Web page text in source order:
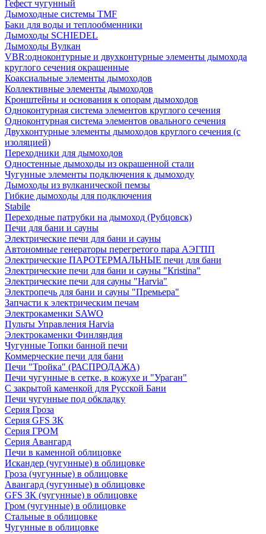
Гефест чугунный
Дымоходные системы TMF
Баки для воды и теплообменники
Дымоходы SCHIEDEL
Дымоходы Вулкан
VBR:одноконтурные и двухконтурные элементы дымохода
круглого сечения окрашенные
Коаксиальные элементы дымоходов
Коллективные элементы дымоходов
Кронштейны и основания к опорам дымоходов
Одноконтурная система элементов круглого сечения
Одноконтурная система элементов овального сечения
Двухконтурные элементы дымоходов круглого сечения (с
изоляцией)
Переходники для дымоходов
Одностенные дымоходы из окрашенной стали
Чугунные элементы подключения к дымоходу
Дымоходы из вулканической пемзы
Гибкие дымоходы для подключения
Stabile
Переходные патрубки на дымоход (Рубцовск)
Печи для бани и сауны
Электрические печи для бани и сауны
Автономные генераторы перегретого пара АЭГПП
Электрические ПАРОТЕРМАЛЬНЫЕ печи для бани
Электрические печи для бани и сауны "Кristina"
Электрические печи для сауны "Harvia"
Электропечь для бани и сауны "Премьера"
Запчасти к электрическим печам
Электрокаменки SAWO
Пульты Управления Harvia
Электрокаменки Финляндия
Чугунные Топки банной печи
Коммерческие печи для бани
Печи "Тройка" (РАСПРОДАЖА)
Печи чугунные в сетке, в кожухе и "Ураган"
С закрытой каменкой для Русской Бани
Печи чугунные под обкладку
Серия Гроза
Серия GFS ЗК
Серия ГРОМ
Серия Авангард
Печи в каменной облицовке
Искандер (чугунные) в облицовке
Гроза (чугунные) в облицовке
Авангард (чугунные) в облицовке
GFS ЗК (чугунные) в облицовке
Гром (чугунные) в облицовке
Стальные в облицовке
Чугунные в облицовке